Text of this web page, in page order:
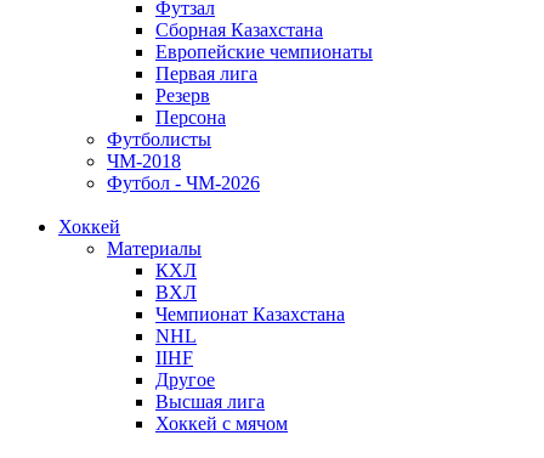
Футзал
Сборная Казахстана
Европейские чемпионаты
Первая лига
Резерв
Персона
Футболисты
ЧМ-2018
Футбол - ЧМ-2026
Хоккей
Материалы
КХЛ
ВХЛ
Чемпионат Казахстана
NHL
IIHF
Другое
Высшая лига
Хоккей с мячом